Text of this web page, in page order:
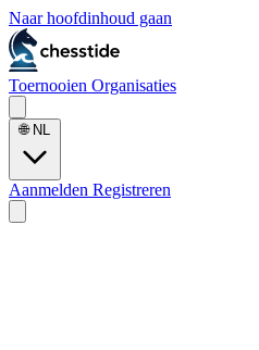
Naar hoofdinhoud gaan
Toernooien Organisaties
🌐 NL
Aanmelden Registreren